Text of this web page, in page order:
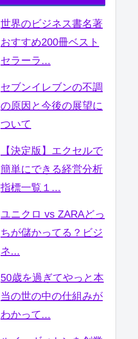
世界のビジネス書名著
おすすめ200冊ベスト
セラーラ...
セブンイレブンの不調
の原因と今後の展望に
ついて
【決定版】エクセルで
簡単にできる経営分析
指標一覧１...
ユニクロ vs ZARAどっ
ちが儲かってる？ビジ
ネ...
50歳を過ぎてやっと本
当の世の中の仕組みが
わかって...